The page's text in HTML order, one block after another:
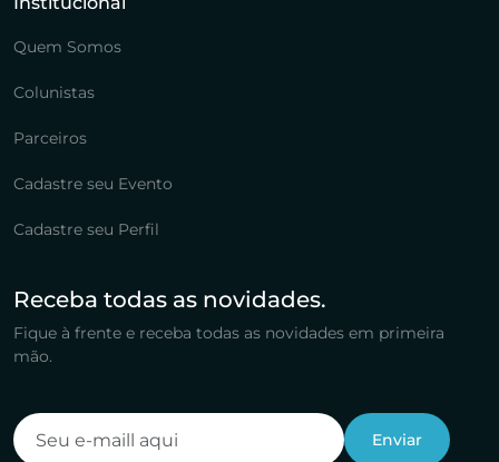
Quem Somos
Colunistas
Parceiros
Cadastre seu Evento
Cadastre seu Perfil
Receba todas as novidades.
Fique à frente e receba todas as novidades em primeira
mão.